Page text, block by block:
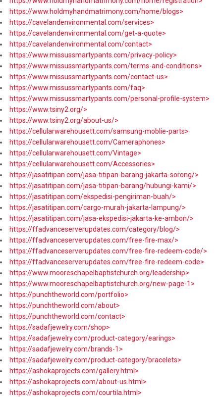
https://www.holdmyhandmatrimony.com/home/blogs>
https://cavelandenvironmental.com/services>
https://cavelandenvironmental.com/get-a-quote>
https://cavelandenvironmental.com/contact>
https://www.missussmartypants.com/privacy-policy>
https://www.missussmartypants.com/terms-and-conditions>
https://www.missussmartypants.com/contact-us>
https://www.missussmartypants.com/faq>
https://www.missussmartypants.com/personal-profile-system>
https://www.tsiny2.org/>
https://www.tsiny2.org/about-us/>
https://cellularwarehousett.com/samsung-moblie-parts>
https://cellularwarehousett.com/Cameraphones>
https://cellularwarehousett.com/Vintage>
https://cellularwarehousett.com/Accessories>
https://jasatitipan.com/jasa-titipan-barang-jakarta-sorong/>
https://jasatitipan.com/jasa-titipan-barang/hubungi-kami/>
https://jasatitipan.com/ekspedisi-pengiriman-buah/>
https://jasatitipan.com/cargo-murah-jakarta-lampung/>
https://jasatitipan.com/jasa-ekspedisi-jakarta-ke-ambon/>
https://ffadvanceserverupdates.com/category/blog/>
https://ffadvanceserverupdates.com/free-fire-max/>
https://ffadvanceserverupdates.com/free-fire-redeem-code/>
https://ffadvanceserverupdates.com/free-fire-redeem-code>
https://www.mooreschapelbaptistchurch.org/leadership>
https://www.mooreschapelbaptistchurch.org/new-page-1>
https://punchtheworld.com/portfolio>
https://punchtheworld.com/about>
https://punchtheworld.com/contact>
https://sadafjewelry.com/shop>
https://sadafjewelry.com/product-category/earings>
https://sadafjewelry.com/brands-1>
https://sadafjewelry.com/product-category/bracelets>
https://ashokaprojects.com/gallery.html>
https://ashokaprojects.com/about-us.html>
https://ashokaprojects.com/courtila.html>